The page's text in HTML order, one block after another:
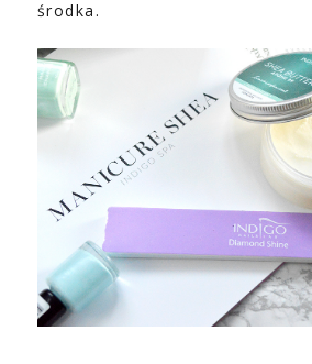
środka.